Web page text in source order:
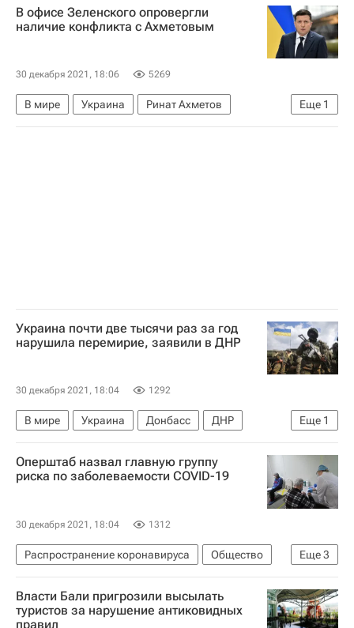
В офисе Зеленского опровергли
наличие конфликта с Ахметовым
30 декабря 2021, 18:06 5269
Еще 1
В мире Украина
Ринат Ахметов
Владимир Зеленский
Украина почти две тысячи раз за год
нарушила перемирие, заявили в ДНР
30 декабря 2021, 18:04 1292
Еще 1
В мире Украина Донбасс
ДНР
Ситуация в ДНР и ЛНР
Оперштаб назвал главную группу
риска по заболеваемости COVID-19
30 декабря 2021, 18:04 1312
Еще3
Распространение коронавируса
Общество
Здоровье - Общество
Россия
Коронавирус COVID-19
Власти Бали пригрозили высылать
туристов за нарушение антиковидных
правил